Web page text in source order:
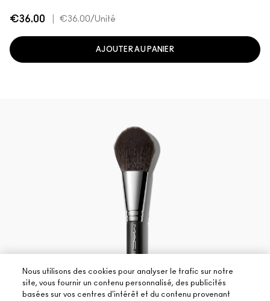
€36.00 €36.00/Unité
AJOUTER AU PANIER
Nous utilisons des cookies pour analyser le trafic sur notre
site, vous fournir un contenu personnalisé, des publicités
basées sur vos centres d'intérêt et du contenu provenant